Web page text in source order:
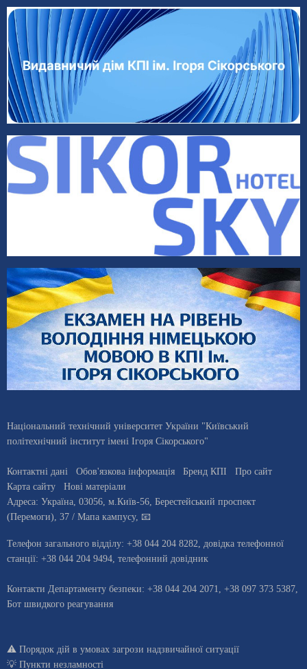
Національний технічний університет України "Київський
політехнічний інститут імені Ігоря Сікорського"
Контактні дані Обов'язкова інформація Бренд КПІ
Про сайт
Карта сайту
Нові матеріали
Адреса: Україна, 03056, м.Київ-56, Берестейський проспект
(Перемоги), 37 / Мапа кампусу, 📧
Телефон загального відділу: +38 044 204 8282 , довiдка телефонної
станцiї: +38 044 204 9494 телефонний довідник
Контакти Департаменту безпеки: +38 044 204 2071, +38 097 373 5387,
Бот швидкого реагування
⚠️ Порядок дій в умовах загрози надзвичайної ситуації
💡 Пункти незламності